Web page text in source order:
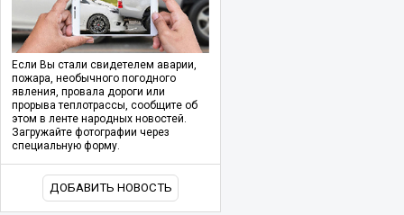
Если Вы стали свидетелем аварии,
пожара, необычного погодного
явления, провала дороги или
прорыва теплотрассы, сообщите об
этом в ленте народных новостей.
Загружайте фотографии через
специальную форму.
ДОБАВИТЬ НОВОСТЬ